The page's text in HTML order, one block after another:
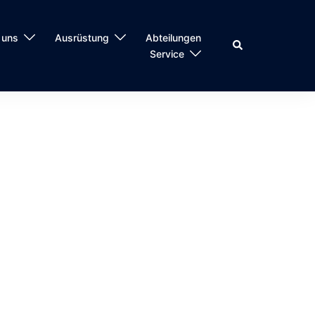
Ausrüstung
Abteilungen
Service
Suche